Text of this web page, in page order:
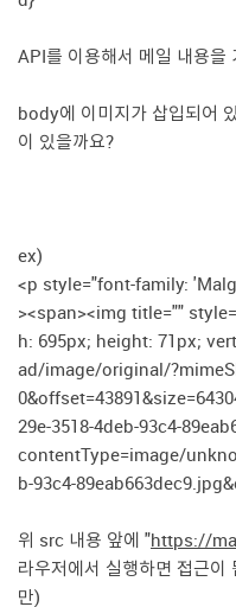
API를 이용해서 메일 내용을
body에 이미지가 삽입되어
이 있을까요?
ex)
<p style="font-family:
><span><img title=""
h: 695px; height: 71px;
ad/image/original/
29e-3518-4deb-93c4-
contentType=image/
b-93c4-
위 src 내용 앞에 "https://
라우저에서 실행하면 접근이
만)